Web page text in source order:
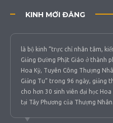
KINH MỚI ĐĂNG
là bộ kinh “trực chỉ nhân tâm,
Giảng Đường Phật Giáo ở thành
Hoa Kỳ, Tuyên Công Thượng
Giảng Tu” trong 96 ngày, giảng
cho hơn 30 sinh viên đại học
tại Tây Phương của Thượng Nhân.